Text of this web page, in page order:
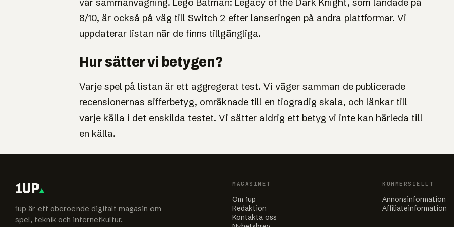
8/10, är också på väg till Switch 2 efter lanseringen på andra plattformar. Vi
uppdaterar listan när de finns tillgängliga.
Hur sätter vi betygen?
Varje spel på listan är ett aggregerat test. Vi väger samman de publicerade
recensionernas sifferbetyg, omräknade till en tiogradig skala, och länkar till
varje källa i det enskilda testet. Vi sätter aldrig ett betyg vi inte kan härleda till
en källa.
1UP
1up är ett oberoende digitalt magasin om
spel, teknik och internetkultur.
MAGASINET
Om 1up
Redaktion
Kontakta oss
KOMMERSIELLT
Annonsinformation
Affiliateinformation